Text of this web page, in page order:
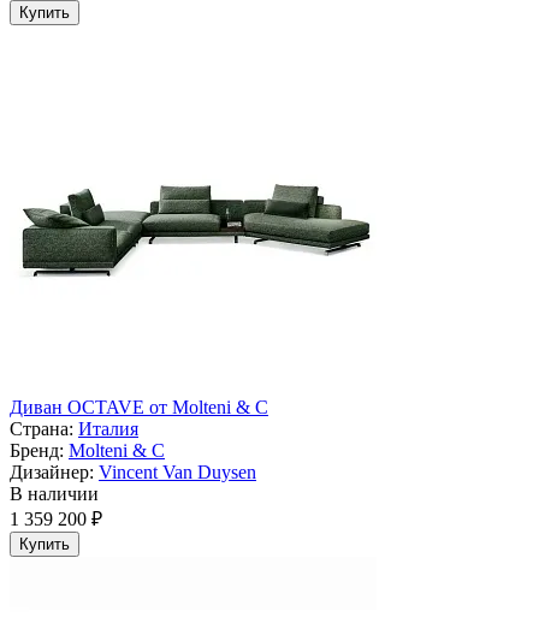
Купить
Диван OCTAVE от Molteni & C
Страна: Италия
Бренд: Molteni & C
Дизайнер: Vincent Van Duysen
В наличии
1 359 200 ₽
Купить